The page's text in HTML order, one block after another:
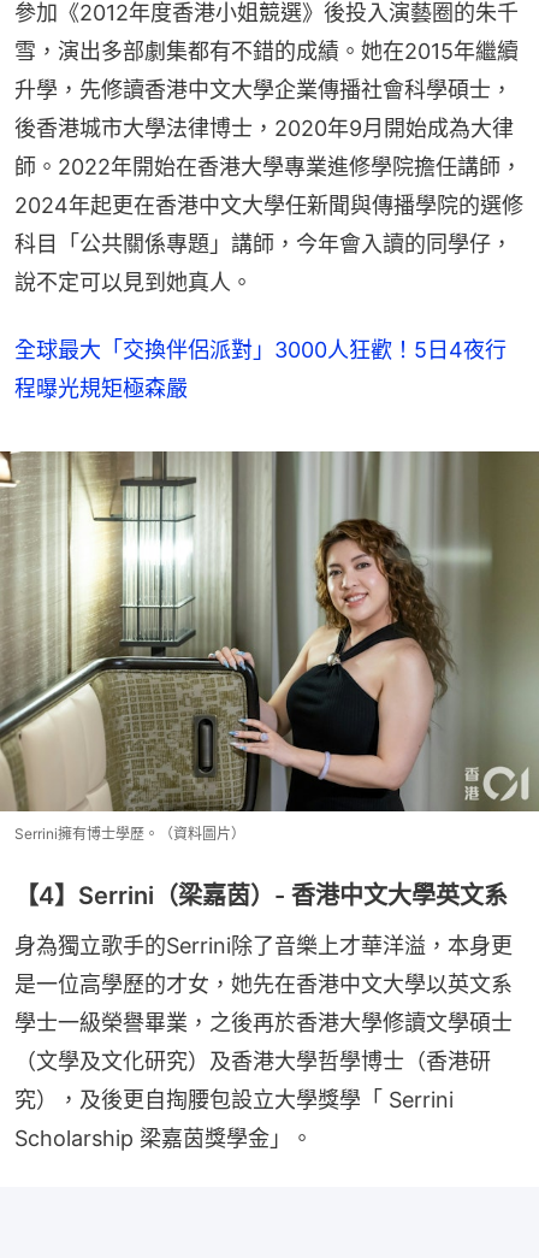
參加《2012年度香港小姐競選》後投入演藝圈的朱千
雪，演出多部劇集都有不錯的成績。她在2015年繼續
升學，先修讀香港中文大學企業傳播社會科學碩士，
後香港城市大學法律博士，2020年9月開始成為大律
師。2022年開始在香港大學專業進修學院擔任講師，
2024年起更在香港中文大學任新聞與傳播學院的選修
科目「公共關係專題」講師，今年會入讀的同學仔，
說不定可以見到她真人。
全球最大「交換伴侶派對」3000人狂歡！5日4夜行
程曝光規矩極森嚴
Serrini擁有博士學歷。（資料圖片）
【4】Serrini（梁嘉茵）- 香港中文大學英文系
身為獨立歌手的Serrini除了音樂上才華洋溢，本身更
是一位高學歷的才女，她先在香港中文大學以英文系
學士一級榮譽畢業，之後再於香港大學修讀文學碩士
（文學及文化研究）及香港大學哲學博士（香港研
究），及後更自掏腰包設立大學獎學「 Serrini
Scholarship 梁嘉茵獎學金」。